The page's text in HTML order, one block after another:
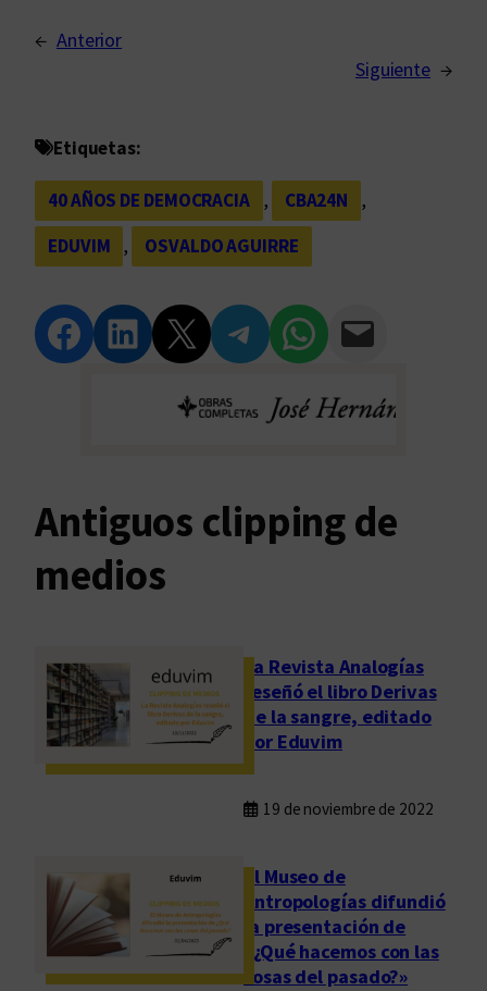
← Anterior
Siguiente →
Etiquetas:
40 AÑOS DE DEMOCRACIA , CBA24N
,
EDUVIM
, OSVALDO AGUIRRE
Compartir en Facebook Compartir en LinkedIn Compartir en Twitter Compartir en Telegram Compartir en WhatsApp Compartir vía Email
Antiguos clipping de
medios
La Revista Analogías
reseñó el libro Derivas
de la sangre, editado
por Eduvim
19 de noviembre de 2022
El Museo de
Antropologías difundió
la presentación de
«¿Qué hacemos con las
cosas del pasado?»